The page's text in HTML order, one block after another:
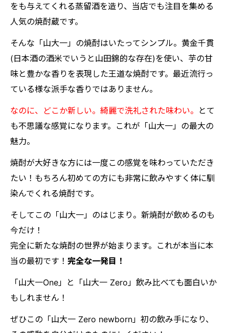
をも与えてくれる蒸留酒を造り、当店でも注目を集める
人気の焼酎蔵です。
そんな「山大一」の焼酎はいたってシンプル。黄金千貫
(日本酒の酒米でいうと山田錦的な存在)を使い、芋の甘
味と豊かな香りを表現した王道な焼酎です。最近流行っ
ている様な派手な香りではありません。
なのに、どこか新しい。綺麗で洗礼された味わい。
とて
も不思議な感覚になります。 これが「山大一」の最大の
魅力。
焼酎が大好きな方には一度この感覚を味わっていただき
たい！もちろん初めての方にも非常に飲みやすく体に馴
染んでくれる焼酎です。
そしてこの「山大一」のはじまり。新焼酎が飲めるのも
今だけ！
完全に新たな焼酎の世界が始まります。これが本当に本
当の最初です！ 完全な一発目！
「山大一One」と「山大一 Zero」飲み比べても面白いか
もしれません！
ぜひこの「山大一 Zero newborn」初の飲み手になり、